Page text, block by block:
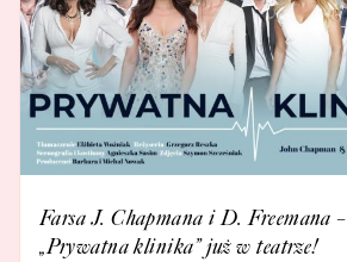
Farsa J. Chapmana i D. Freemana –
„Prywatna klinika” już w teatrze!